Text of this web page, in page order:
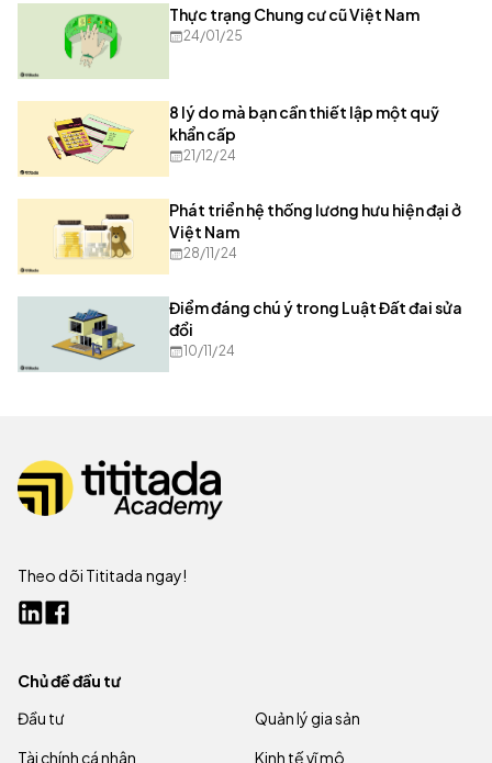
Thực trạng Chung cư cũ Việt Nam
24/01/25
8 lý do mà bạn cần thiết lập một quỹ
khẩn cấp
21/12/24
Phát triển hệ thống lương hưu hiện đại ở
Việt Nam
28/11/24
Điểm đáng chú ý trong Luật Đất đai sửa
đổi
10/11/24
Theo dõi Tititada ngay!
Chủ đề đầu tư
Đầu tư
Quản lý gia sản
Tài chính cá nhân
Kinh tế vĩ mô